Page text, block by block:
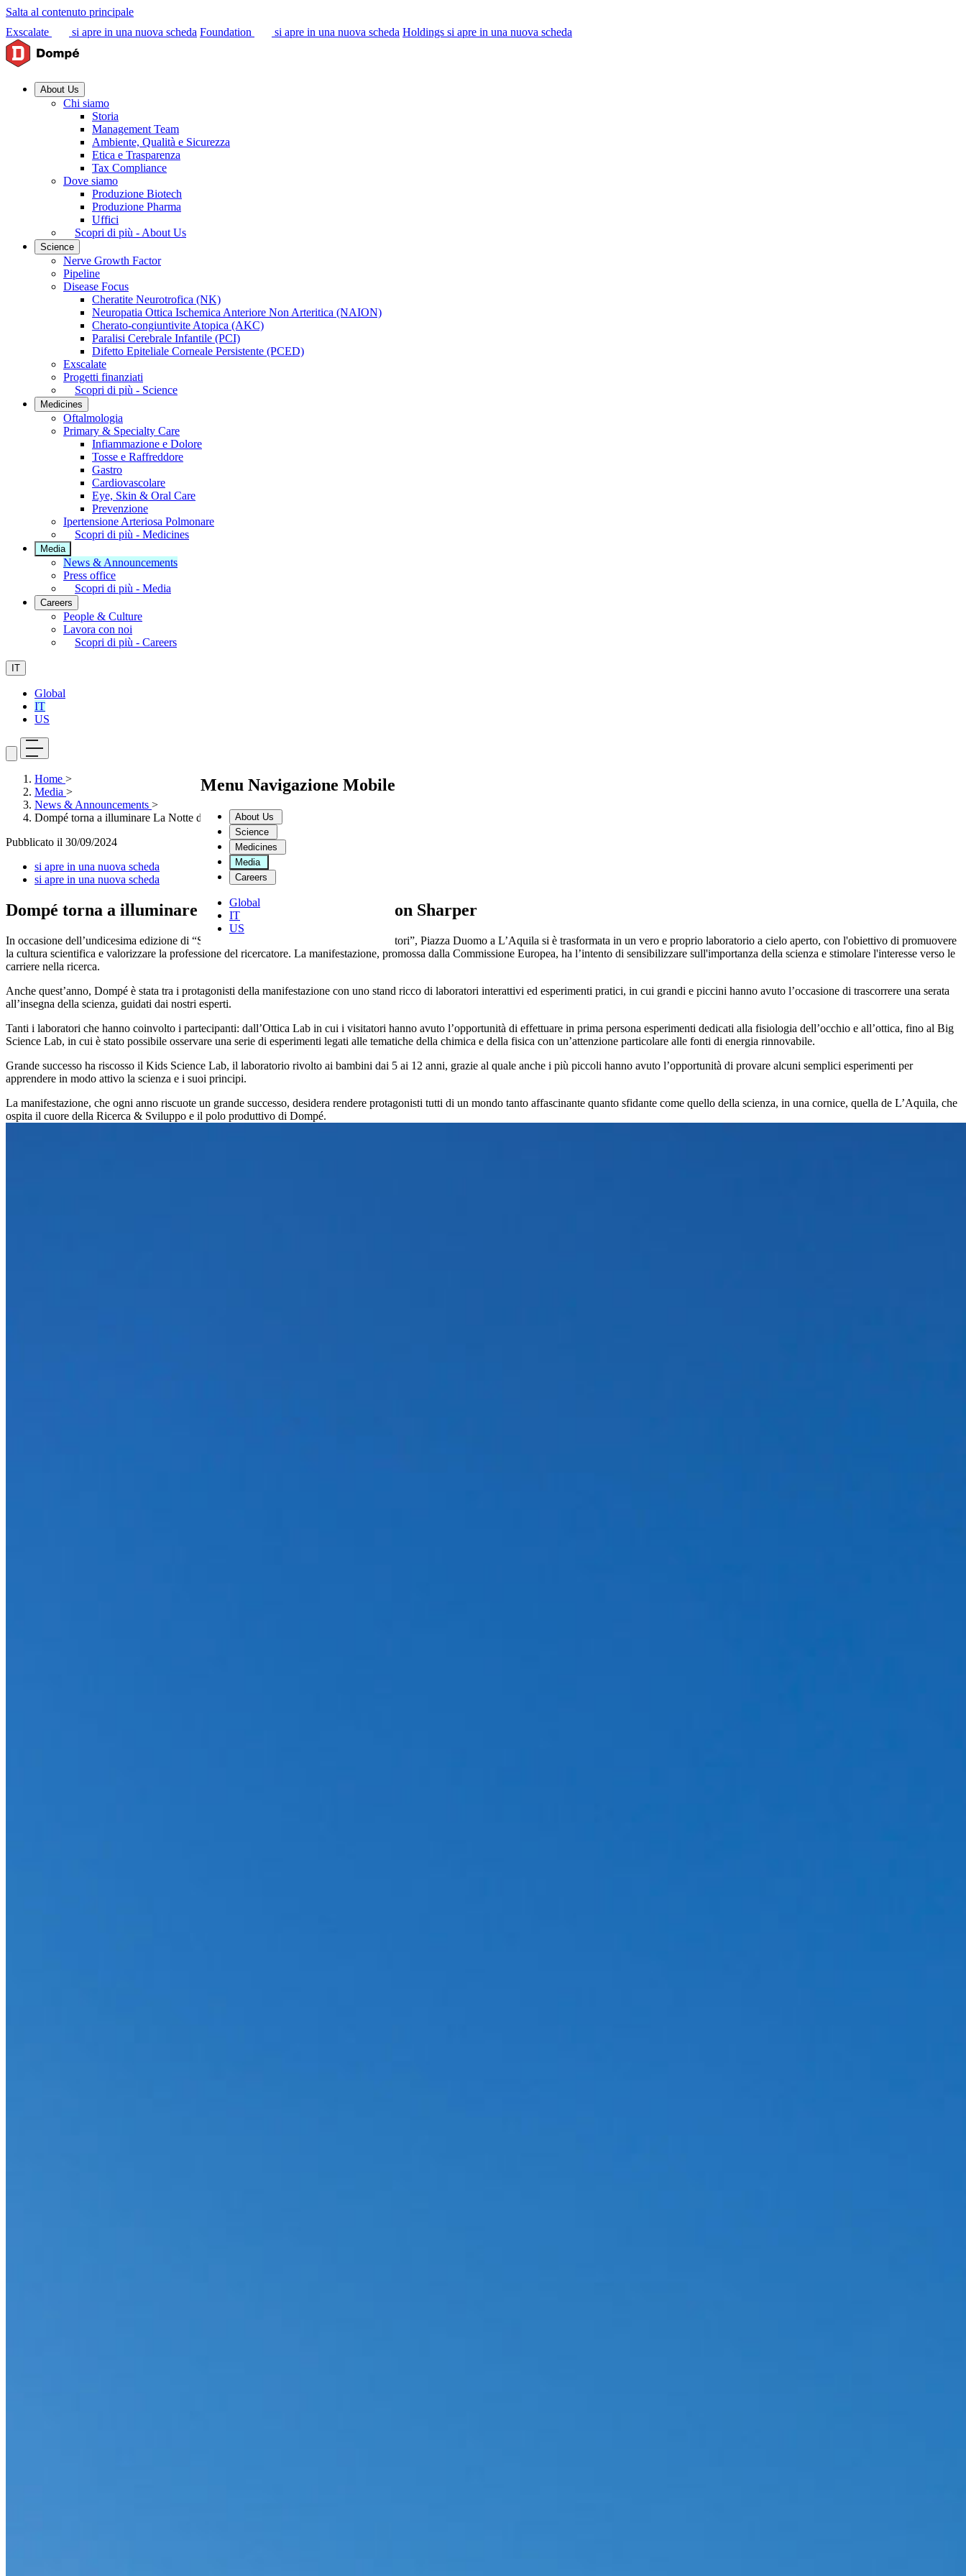
Salta al contenuto principale
Exscalate
si apre in una nuova scheda Foundation si apre in una nuova scheda Holdings si apre in una nuova scheda
About Us
Chi siamo
Storia
Management Team
Ambiente, Qualità e Sicurezza
Etica e Trasparenza
Tax Compliance
Dove siamo
Produzione Biotech
Produzione Pharma
Uffici
Scopri di più - About Us
Science
Nerve Growth Factor
Pipeline
Disease Focus
Cheratite Neurotrofica (NK)
Neuropatia Ottica Ischemica Anteriore Non Arteritica (NAION)
Cherato-congiuntivite Atopica (AKC)
Paralisi Cerebrale Infantile (PCI)
Difetto Epiteliale Corneale Persistente (PCED)
Exscalate
Progetti finanziati
Scopri di più - Science
Medicines
Oftalmologia
Primary & Specialty Care
Infiammazione e Dolore
Tosse e Raffreddore
Gastro
Cardiovascolare
Eye, Skin & Oral Care
Prevenzione
Ipertensione Arteriosa Polmonare
Scopri di più - Medicines
Media
News & Announcements
Press office
Scopri di più - Media
Careers
People & Culture
Lavora con noi
Scopri di più - Careers
IT
Global
IT
US
Menu Navigazione Mobile
About Us
Science
Medicines
Media
Careers
Global
IT
US
Home >
Media >
News & Announcements >
Dompé torna a illuminare La Notte dei Ricercatori con Sharper
Pubblicato il 30/09/2024
si apre in una nuova scheda
si apre in una nuova scheda
Dompé torna a illuminare La Notte dei Ricercatori con Sharper
In occasione dell’undicesima edizione di “SHARPER – La Notte europea dei Ricercatori”, Piazza Duomo a L’Aquila si è trasformata in un vero e proprio laboratorio a cielo aperto, con l'obiettivo di promuovere
la cultura scientifica e valorizzare la professione del ricercatore. La manifestazione, promossa dalla Commissione Europea, ha l’intento di sensibilizzare sull'importanza della scienza e stimolare l'interesse verso le
carriere nella ricerca.
Anche quest’anno, Dompé è stata tra i protagonisti della manifestazione con uno stand ricco di laboratori interattivi ed esperimenti pratici, in cui grandi e piccini hanno avuto l’occasione di trascorrere una serata
all’insegna della scienza, guidati dai nostri esperti.
Tanti i laboratori che hanno coinvolto i partecipanti: dall’Ottica Lab in cui i visitatori hanno avuto l’opportunità di effettuare in prima persona esperimenti dedicati alla fisiologia dell’occhio e all’ottica, fino al Big
Science Lab, in cui è stato possibile osservare una serie di esperimenti legati alle tematiche della chimica e della fisica con un’attenzione particolare alle fonti di energia rinnovabile.
Grande successo ha riscosso il Kids Science Lab, il laboratorio rivolto ai bambini dai 5 ai 12 anni, grazie al quale anche i più piccoli hanno avuto l’opportunità di provare alcuni semplici esperimenti per
apprendere in modo attivo la scienza e i suoi principi.
La manifestazione, che ogni anno riscuote un grande successo, desidera rendere protagonisti tutti di un mondo tanto affascinante quanto sfidante come quello della scienza, in una cornice, quella de L’Aquila, che
ospita il cuore della Ricerca & Sviluppo e il polo produttivo di Dompé.